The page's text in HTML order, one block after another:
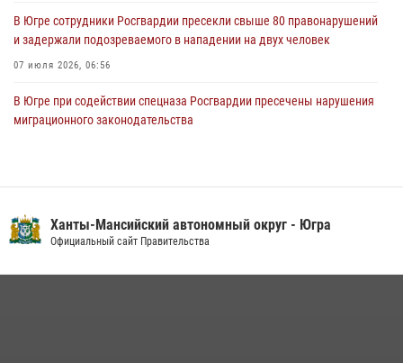
В Югре сотрудники Росгвардии пресекли свыше 80 правонарушений
и задержали подозреваемого в нападении на двух человек
07 июля 2026, 06:56
В Югре при содействии спецназа Росгвардии пресечены нарушения
миграционного законодательства
08 июля 2026, 09:04
Ханты-Мансийский автономный округ - Югра
Официальный сайт Правительства